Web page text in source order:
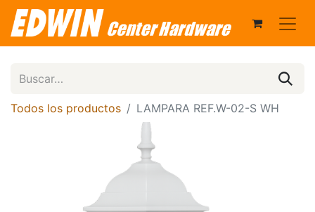
Todos los productos LAMPARA REF.W-02-S WH